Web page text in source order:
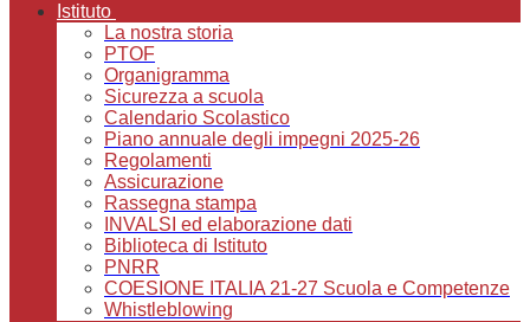
Istituto
La nostra storia
PTOF
Organigramma
Sicurezza a scuola
Calendario Scolastico
Piano annuale degli impegni 2025-26
Regolamenti
Assicurazione
Rassegna stampa
INVALSI ed elaborazione dati
Biblioteca di Istituto
PNRR
COESIONE ITALIA 21-27 Scuola e Competenze
Whistleblowing